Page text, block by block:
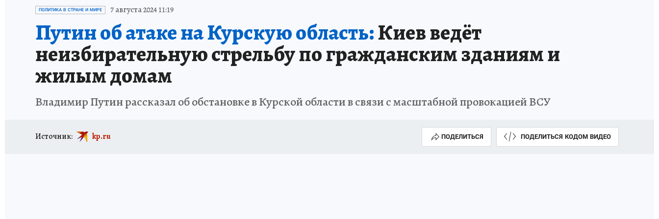
ИСПЫТАНО НА СЕБЕ
ПОЛИТИКА В СТРАНЕ И МИРЕ 7 августа 2024 11:19
Путин об атаке на Курскую область:Киев ведёт
неизбирательную стрельбу по гражданским зданиям и
жилым домам
Владимир Путин рассказал об обстановке в Курской области в связи с масштабной провокацией ВСУ
Источник: kp.ru ПОДЕЛИТЬСЯ ПОДЕЛИТЬСЯ КОДОМ ВИДЕО